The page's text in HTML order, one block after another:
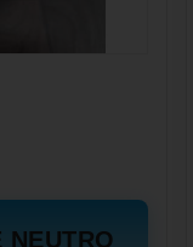
NEUTRO